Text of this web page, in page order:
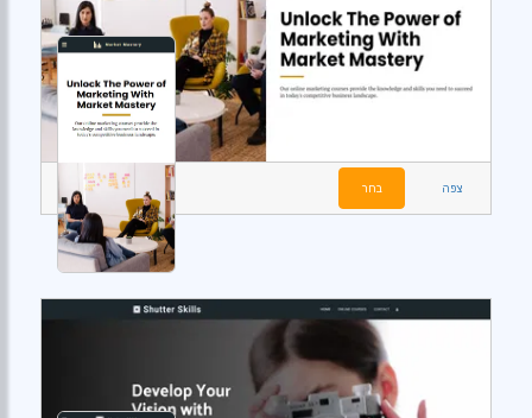
צפה בחר